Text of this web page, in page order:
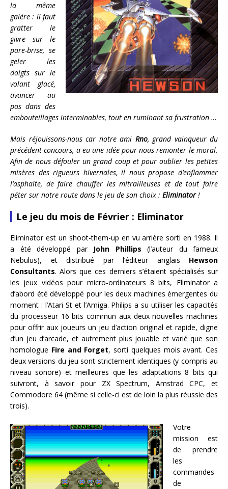
la même
galère : il faut
gratter le
givre sur le
pare-brise, se
geler les
doigts sur le
volant glacé,
avancer au
pas dans des
embouteillages interminables, tout en ruminant sa frustration …
Mais réjouissons-nous car notre ami Rno, grand vainqueur du
précédent concours, a eu une idée pour nous remonter le moral.
Afin de nous défouler un grand coup et pour oublier les petites
misères des rigueurs hivernales, il nous propose d’enflammer
l’asphalte, de faire chauffer les mitrailleuses et de tout faire
péter sur notre route dans le jeu de son choix : Eliminator!
Le jeu du mois de Février : Eliminator
Eliminator est un shoot-them-up en vu arrière sorti en 1988. Il
a été développé par
John Phillips (l’auteur du fameux
Nebulus), et distribué par l’éditeur anglais Hewson
Consultants. Alors que ces derniers s’étaient spécialisés sur
les jeux vidéos pour micro-ordinateurs 8 bits, Eliminator a
d’abord été développé pour les deux machines émergentes du
moment : l’Atari St et l’Amiga. Philips a su utiliser les capacités
du processeur 16 bits commun aux deux nouvelles machines
pour offrir aux joueurs un jeu d’action original et rapide, digne
d’un jeu d’arcade, et autrement plus jouable et varié que son
homologue Fire and Forget, sorti quelques mois avant. Ces
deux versions du jeu sont strictement identiques (y compris au
niveau sonore) et meilleures que les adaptations 8 bits qui
suivront, à savoir pour ZX Spectrum, Amstrad CPC, et
Commodore 64 (même si celle-ci est de loin la plus réussie des
trois).
Votre
mission est
de prendre
les
commandes
de